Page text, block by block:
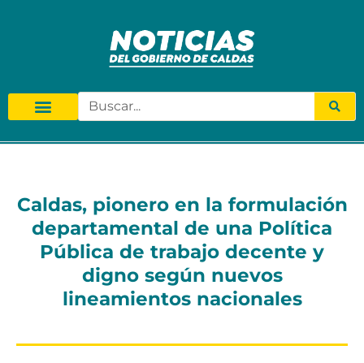
Caldas, pionero en la formulación
departamental de una Política
Pública de trabajo decente y
digno según nuevos
lineamientos nacionales